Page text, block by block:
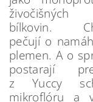
živočišných
bílkovin.
pečují o
plemen. A o
postarají
z Yuccy
mikroflóru a